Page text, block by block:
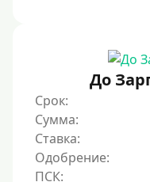
Цель
На Новый Год
Для исправления
До
Срок:
Сумма:
Ставка:
Одобрение: